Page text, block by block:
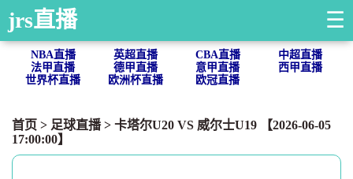
jrs直播 ☰
NBA直播 英超直播 CBA直播
中超直播
法甲直播
德甲直播 意甲直播
西甲直播
世界杯直播
欧洲杯直播 欧冠直播
首页 > 足球直播> 卡塔尔U20 VS 威尔士U19 【2026-06-05
17:00:00】